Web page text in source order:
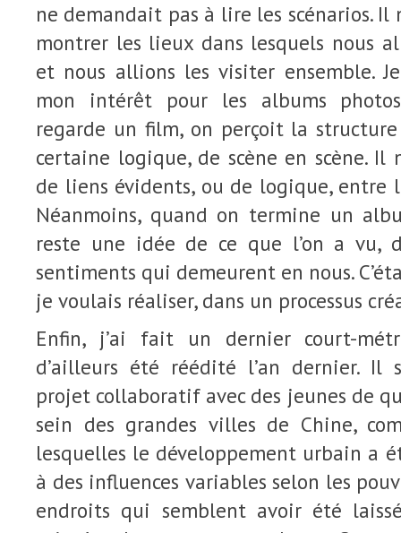
ne demandait pas à lire les scénarios.
montrer les lieux dans lesquels nous
et nous allions les visiter ensemble.
mon intérêt pour les albums
regarde un film, on perçoit la
certaine logique, de scène en scène. Il
de liens évidents, ou de logique, entre
Néanmoins, quand on termine un
reste une idée de ce que l’on a vu,
sentiments qui demeurent en nous.
je voulais réaliser, dans un processus
Enfin, j’ai fait un dernier court-
d’ailleurs été réédité l’an dernier. Il
projet collaboratif avec des jeunes de
sein des grandes villes de Chine,
lesquelles le développement urbain a
à des influences variables selon les
endroits qui semblent avoir été